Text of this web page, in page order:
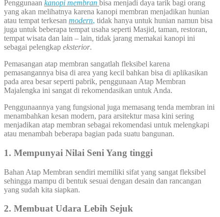
Penggunaan kanopi membran bisa menjadi daya tarik bagi orang
yang akan melihatnya karena kanopi membran menjadikan hunian
atau tempat terkesan modern, tidak hanya untuk hunian namun bisa
juga untuk beberapa tempat usaha seperti Masjid, taman, restoran,
tempat wisata dan lain – lain, tidak jarang memakai kanopi ini
sebagai pelengkap eksterior.
Pemasangan atap membran sangatlah fleksibel karena
pemasangannya bisa di area yang kecil bahkan bisa di aplikasikan
pada area besar seperti pabrik, penggunaan Atap Membran
Majalengka ini sangat di rekomendasikan untuk Anda.
Penggunaannya yang fungsional juga memasang tenda membran ini
menambahkan kesan modern, para arsitektur masa kini sering
menjadikan atap membran sebagai rekomendasi untuk melengkapi
atau menambah beberapa bagian pada suatu bangunan.
1. Mempunyai Nilai Seni Yang tinggi
Bahan Atap Membran sendiri memiliki sifat yang sangat fleksibel
sehingga mampu di bentuk sesuai dengan desain dan rancangan
yang sudah kita siapkan.
2. Membuat Udara Lebih Sejuk